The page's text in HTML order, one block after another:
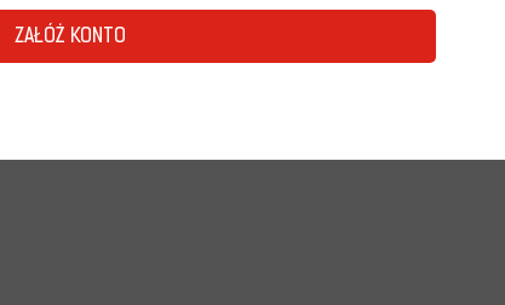
ZAŁÓŻ KONTO